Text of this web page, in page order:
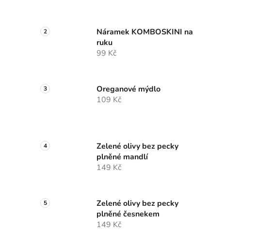
Náramek KOMBOSKINI na
ruku
99 Kč
Oreganové mýdlo
109 Kč
Zelené olivy bez pecky
plněné mandlí
149 Kč
Zelené olivy bez pecky
plněné česnekem
149 Kč